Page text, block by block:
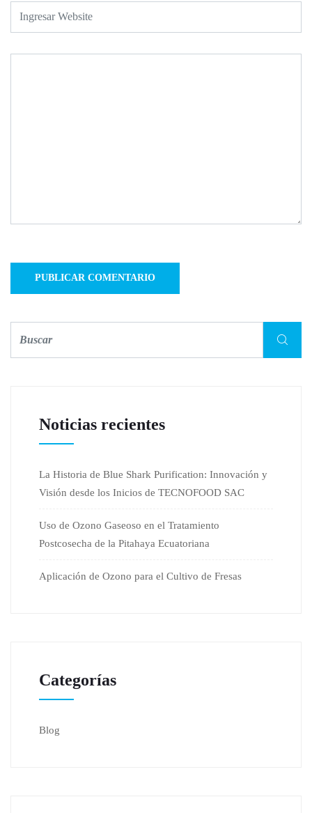
Noticias recientes
La Historia de Blue Shark Purification: Innovación y
Visión desde los Inicios de TECNOFOOD SAC
Uso de Ozono Gaseoso en el Tratamiento
Postcosecha de la Pitahaya Ecuatoriana
Aplicación de Ozono para el Cultivo de Fresas
Categorías
Blog